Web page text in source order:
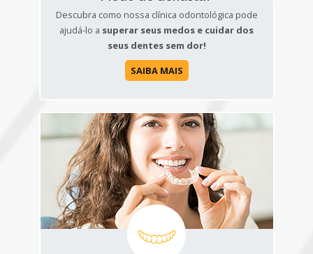
Descubra como nossa clínica odontológica pode
ajudá-lo a superar seus medos e cuidar dos
seus dentes sem dor!
SAIBA MAIS